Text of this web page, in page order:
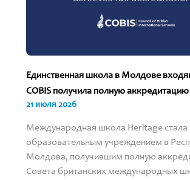
Единственная школа в Молдове
COBIS получила полную аккредитацию
21 июля 2026
Международная школа Heritage
образовательным учреждением в
Молдова, получившим полную
Совета британских международных